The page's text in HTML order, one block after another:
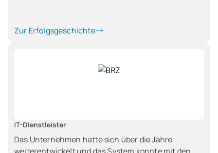
Zur Erfolgsgeschichte
IT-Dienstleister
Das Unternehmen hatte sich über die Jahre